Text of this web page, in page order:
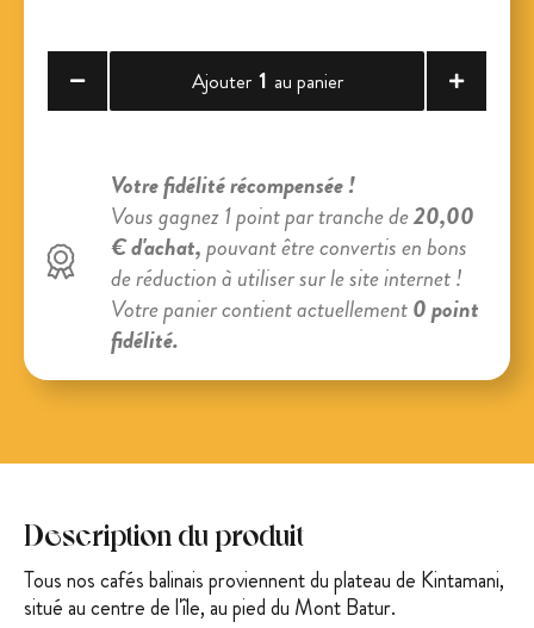
Ajouter 1 au panier
Votre fidélité récompensée !
Vous gagnez 1 point par tranche de20,00
€ d'achat,pouvant être convertis en bons
de réduction à utiliser sur le site internet !
Votre panier contient actuellement0 point
fidélité.
Description du produit
Tous nos cafés balinais proviennent du plateau de Kintamani,
situé au centre de l'île, au pied du Mont Batur.